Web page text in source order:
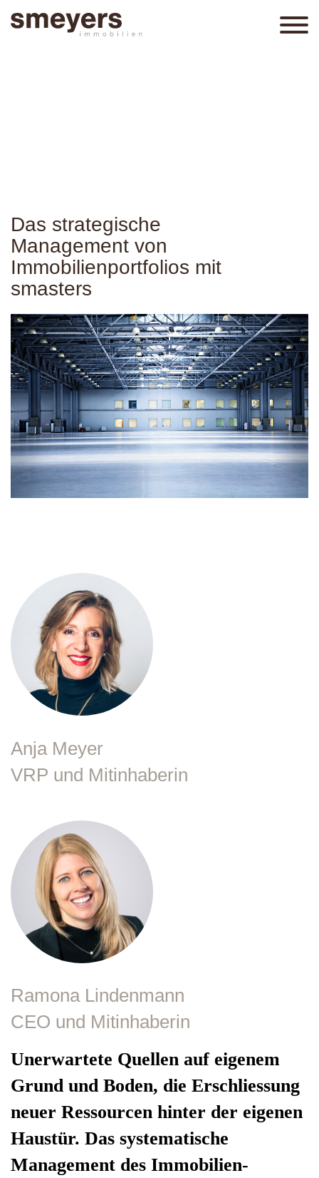
Das strategische
Management von
Immobilienportfolios mit
smasters
Anja Meyer
VRP und Mitinhaberin
Ramona Lindenmann
CEO und Mitinhaberin
Unerwartete Quellen auf eigenem
Grund und Boden, die Erschliessung
neuer Ressourcen hinter der eigenen
Haustür. Das systematische
Management des Immobilien-